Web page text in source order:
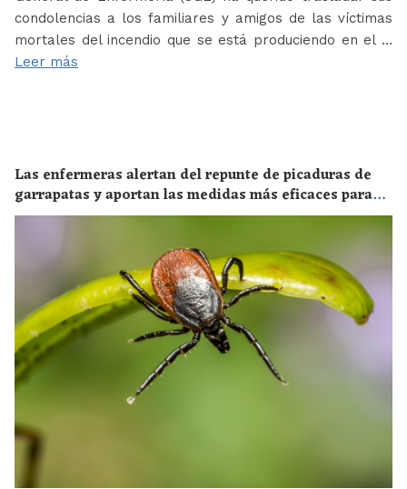
condolencias a los familiares y amigos de las víctimas
mortales del incendio que se está produciendo en el …
Leer más
Las enfermeras alertan del repunte de picaduras de
garrapatas y aportan las medidas más eficaces para
evitar las enfermedades derivadas